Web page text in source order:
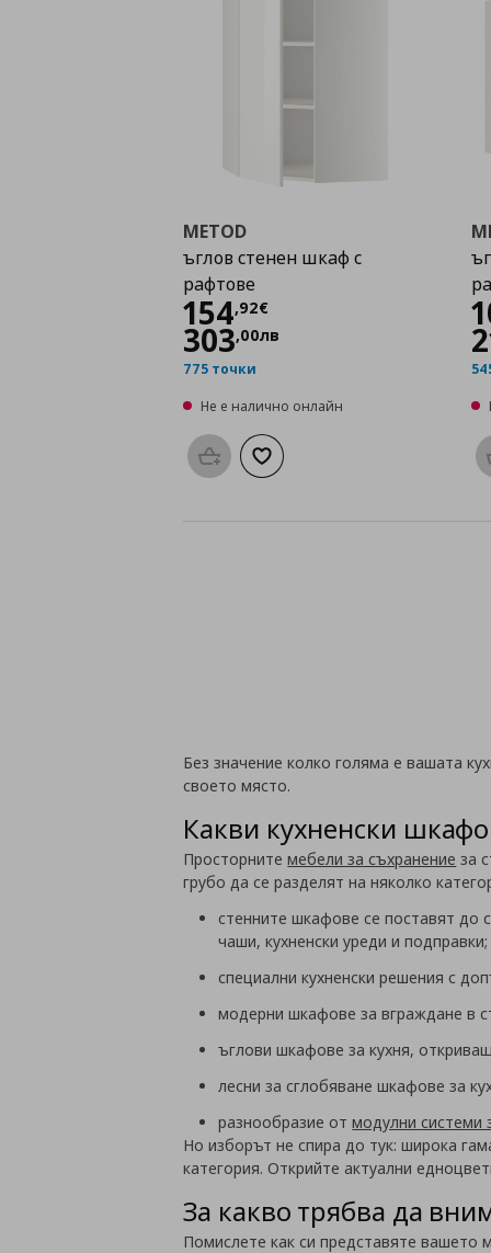
METOD
ъглов стенен шкаф с
рафтове
154,92€
Цена
303,00лв
775 точки
Не е налично онлайн
Προσθήκη στο καλάθι
Добави към списъка с любими
Без значение колко голяма е вашата
своето място.
Какви кухненски
Просторнитемебели за съхранение за
грубо да се разделят на няколко
стенните шкафове се поставят до
чаши, кухненски уреди и подправки;
специални кухненски решения с
модерни шкафове за вграждане в
ъглови шкафове за кухня,
лесни за сглобяване шкафове за
разнообразие отмодулни системи
Но изборът не спира до тук: широка
категория. Открийте актуални
За какво трябва да
Помислете как си представяте вашето